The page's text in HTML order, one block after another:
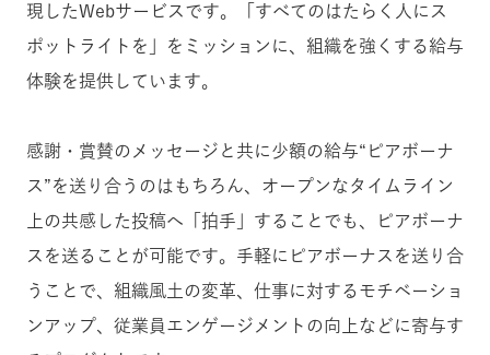
現したWebサービスです。「すべてのはたらく人にス
ポットライトを」をミッションに、組織を強くする給与
体験を提供しています。
感謝・賞賛のメッセージと共に少額の給与“ピアボーナ
ス”を送り合うのはもちろん、オープンなタイムライン
上の共感した投稿へ「拍手」することでも、ピアボーナ
スを送ることが可能です。手軽にピアボーナスを送り合
うことで、組織風土の変革、仕事に対するモチベーショ
ンアップ、従業員エンゲージメントの向上などに寄与す